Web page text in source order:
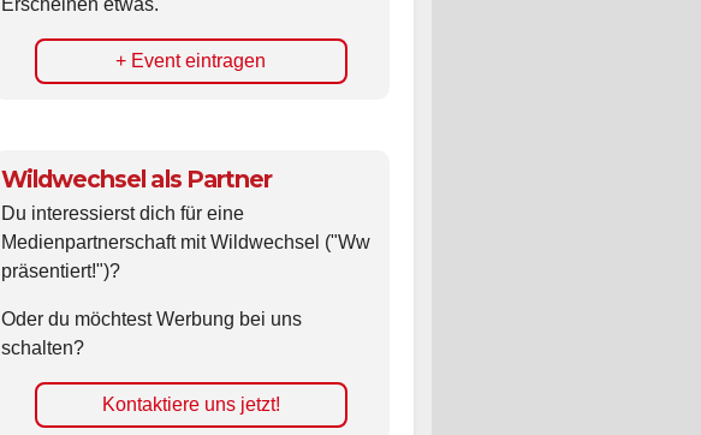
Erscheinen etwas.
+ Event eintragen
Wildwechsel als Partner
Du interessierst dich für eine
Medienpartnerschaft mit Wildwechsel ("Ww
präsentiert!")?
Oder du möchtest Werbung bei uns
schalten?
Kontaktiere uns jetzt!